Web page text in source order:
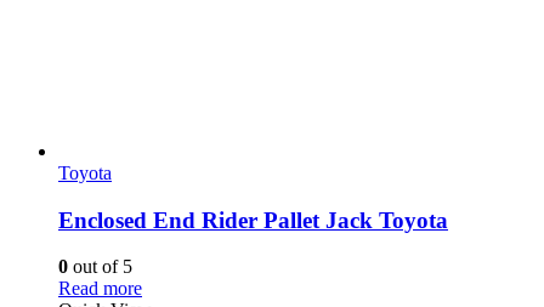
Toyota
Enclosed End Rider Pallet Jack Toyota
0 out of 5
Read more